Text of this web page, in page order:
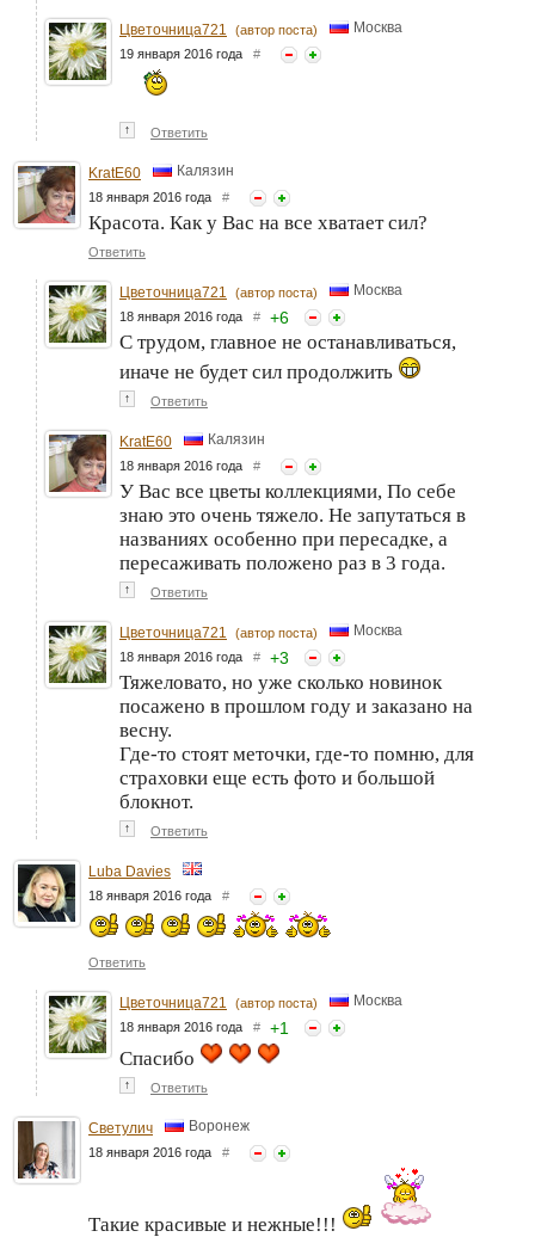
Цветочница721 (автор поста) Москва
19 января 2016 года #
↑ Ответить
KratE60 Калязин
18 января 2016 года #
Красота. Как у Вас на все хватает сил?
Ответить
Цветочница721 (автор поста) Москва
18 января 2016 года # +6
С трудом, главное не останавливаться,
иначе не будет сил продолжить
↑ Ответить
KratE60 Калязин
18 января 2016 года #
У Вас все цветы коллекциями, По себе
знаю это очень тяжело. Не запутаться в
названиях особенно при пересадке, а
пересаживать положено раз в 3 года.
↑ Ответить
Цветочница721 (автор поста) Москва
18 января 2016 года # +3
Тяжеловато, но уже сколько новинок
посажено в прошлом году и заказано на
весну.
Где-то стоят меточки, где-то помню, для
страховки еще есть фото и большой
блокнот.
↑ Ответить
Luba Davies
18 января 2016 года #
Ответить
Цветочница721 (автор поста) Москва
18 января 2016 года # +1
Спасибо
↑ Ответить
Светулич Воронеж
18 января 2016 года #
Такие красивые и нежные!!!